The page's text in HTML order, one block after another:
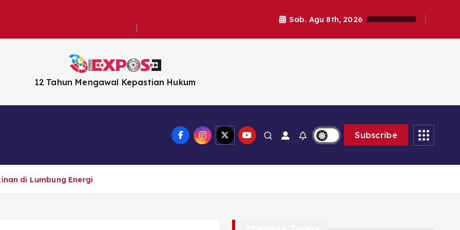
Sab. Agu 8th, 2026
12 Tahun Mengawal Kepastian Hukum
Subscribe
di Lumbung Energi